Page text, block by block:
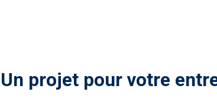
Un projet pour votre